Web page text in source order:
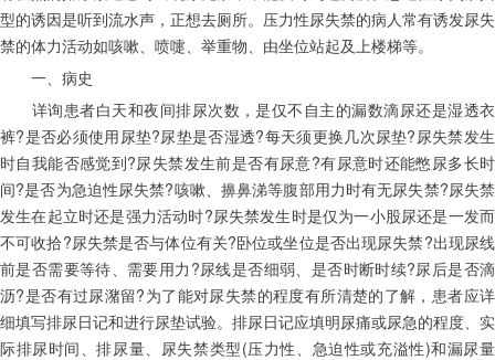
型的诱因是听到流水声，正想去厕所。压力性尿失禁的病人常有诱发尿失
禁的体力活动如咳嗽、喷嚏、举重物、由坐位站起及上楼梯等。
一、病史
详询患者白天和夜间排尿次数，是仅不自主的漏数滴尿还是湿透衣
裤?是否必须使用尿垫?尿垫是否湿透?每天须更换几次尿垫?尿失禁发生
时自我能否感觉到?尿失禁发生前是否有尿意?有尿意时还能憋尿多长时
间?是否为急迫性尿失禁?咳嗽、擤鼻涕等腹部用力时有无尿失禁?尿失禁
发生在起立时还是强力活动时?尿失禁发生时是仅为一小股尿还是一发而
不可收拾?尿失禁是否与体位有关?卧位或坐位是否出现尿失禁?出现尿线
前是否需要等待、需要用力?尿线是否细弱、是否时断时续?尿后是否滴
沥?是否有过尿潴留?为了能对尿失禁的程度有所清楚的了解，患者应详
细填写排尿日记和进行尿垫试验。排尿日记应填明尿痛或尿急的程度、实
际排尿时间、排尿量、尿失禁类型(压力性、急迫性或充溢性)和漏尿量